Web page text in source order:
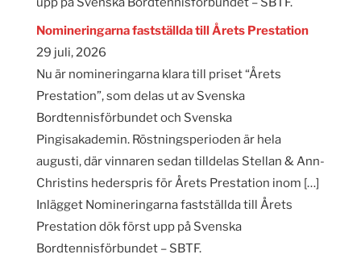
Nomineringarna fastställda till Årets Prestation
29 juli, 2026
Nu är nomineringarna klara till priset “Årets
Prestation”, som delas ut av Svenska
Bordtennisförbundet och Svenska
Pingisakademin. Röstningsperioden är hela
augusti, där vinnaren sedan tilldelas Stellan & Ann-
Christins hederspris för Årets Prestation inom […]
Inlägget Nomineringarna fastställda till Årets
Prestation dök först upp på Svenska
Bordtennisförbundet – SBTF.